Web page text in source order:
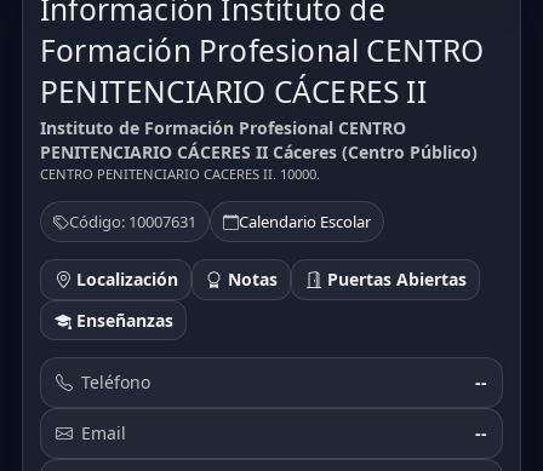
Información Instituto de
Formación Profesional CENTRO
PENITENCIARIO CÁCERES II
Instituto de Formación Profesional CENTRO
PENITENCIARIO CÁCERES II Cáceres (Centro Público)
CENTRO PENITENCIARIO CACERES II. 10000.
Código: 10007631 Calendario Escolar
Localización Notas
Puertas Abiertas
Enseñanzas
Teléfono --
Email --